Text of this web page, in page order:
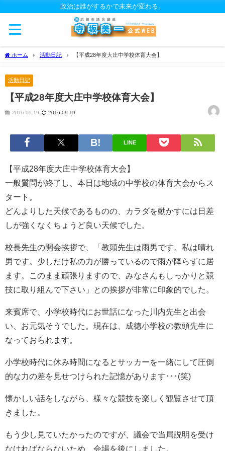
政治は誰がするかで未来が変わる。
ホーム 活動日記 【平成28年度大庄中学校体育大会】
活動日記
【平成28年度大庄中学校体育大会】
2016-09-19 2016-09-19
LINE
【平成28年度大庄中学校体育大会】
一般質問が終了し、本日は地域の中学校の体育大会からス
タート。
どんよりした天候であるものの、カラダを動かすには日差
しが強くなくちょうど良い天候でした。
校長先生の開会挨拶で、「教頭先生は雨男です。私は晴れ
男です。少しだけ私の力が勝っているので雨が降らずに居
ます。このまま頑張りますので、みなさんもしっかりと競
技に取り組んで下さい」との挨拶が非常に印象的でした。
来賓席で、小学校時代にお世話になった川内先生と出会
い、お元気そうでした。現在は、成徳小学校の教頭先生に
なっておられます。
小学校時代に休み時間になるとサッカーを一緒にして圧倒
的な力の差を見せつけられた記憶があります･･･(笑)
懐かしい話をしながら、様々な競技を楽しく観覧させて頂
きました。
もう少し見ていたかったのですが、議会で当局説明を受け
なければならないため、会場を後にしました。